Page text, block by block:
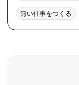
無い仕事をつくる